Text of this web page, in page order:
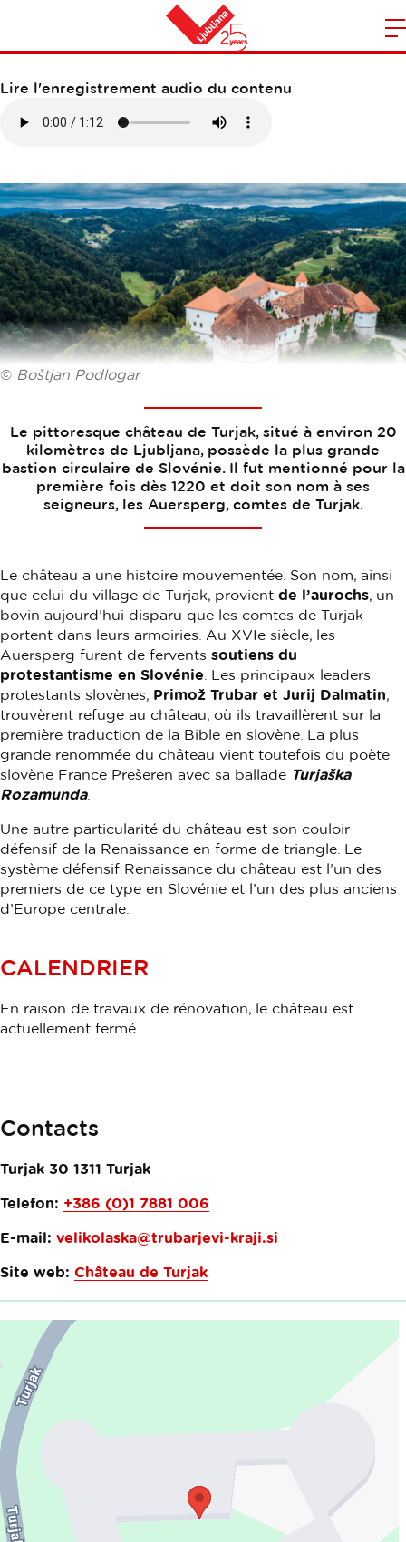
Maison
CHÂTEAU DE TURJAK
Lire l'enregistrement audio du contenu
© Boštjan Podlogar
Le pittoresque château de Turjak, situé à environ 20
kilomètres de Ljubljana, possède la plus grande
bastion circulaire de Slovénie. Il fut mentionné pour la
première fois dès 1220 et doit son nom à ses
seigneurs, les Auersperg, comtes de Turjak.
Le château a une histoire mouvementée. Son nom, ainsi
que celui du village de Turjak, provient de l’aurochs, un
bovin aujourd’hui disparu que les comtes de Turjak
portent dans leurs armoiries. Au XVIe siècle, les
Auersperg furent de fervents soutiens du
protestantisme en Slovénie . Les principaux leaders
protestants slovènes, Primož Trubar et Jurij Dalmatin,
trouvèrent refuge au château, où ils travaillèrent sur la
première traduction de la Bible en slovène. La plus
grande renommée du château vient toutefois du poète
slovène France Prešeren avec sa ballade Turjaška
Rozamunda.
Une autre particularité du château est son couloir
défensif de la Renaissance en forme de triangle. Le
système défensif Renaissance du château est l’un des
premiers de ce type en Slovénie et l’un des plus anciens
d’Europe centrale.
CALENDRIER
En raison de travaux de rénovation, le château est
actuellement fermé.
Contacts
Turjak 30 1311 Turjak
Telefon: +386 (0)1 7881 006
E-mail: velikolaska@trubarjevi-kraji.si
Site web: Château de Turjak